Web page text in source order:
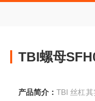
TBI螺母
产品简介：TBI 丝杠